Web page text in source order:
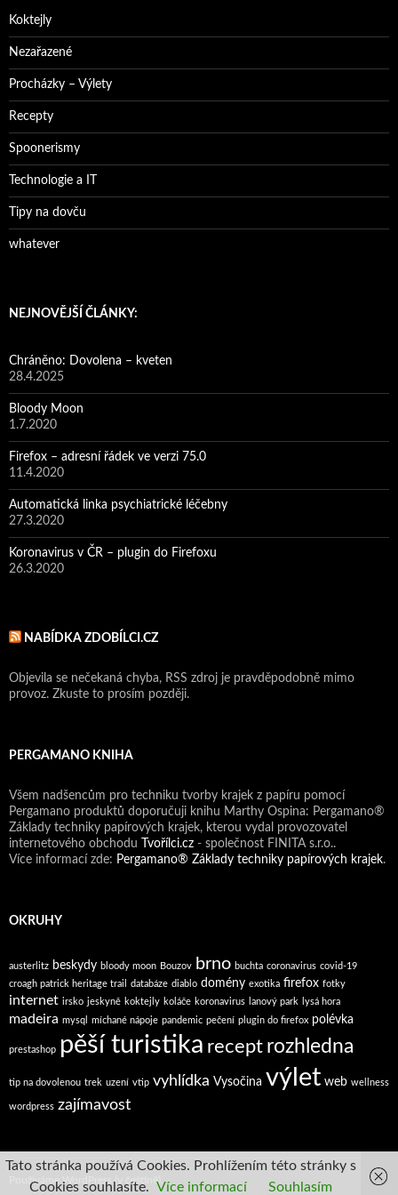
Koktejly
Nezařazené
Procházky – Výlety
Recepty
Spoonerismy
Technologie a IT
Tipy na dovču
whatever
NEJNOVĚJŠÍ ČLÁNKY:
Chráněno: Dovolena – kveten
28.4.2025
Bloody Moon
1.7.2020
Firefox – adresní řádek ve verzi 75.0
11.4.2020
Automatická linka psychiatrické léčebny
27.3.2020
Koronavirus v ČR – plugin do Firefoxu
26.3.2020
NABÍDKA ZDOBÍLCI.CZ
Objevila se nečekaná chyba, RSS zdroj je pravděpodobně mimo
provoz. Zkuste to prosím později.
PERGAMANO KNIHA
Všem nadšencům pro techniku tvorby krajek z papíru pomocí
Pergamano produktů doporučuji knihu Marthy Ospina: Pergamano®
Základy techniky papírových krajek, kterou vydal provozovatel
internetového obchodu
Tvořílci.cz - společnost FINITA s.r.o..
Více informací zde: Pergamano® Základy techniky papírových krajek.
OKRUHY
austerlitz beskydy bloody moon Bouzov brno buchta coronavirus covid-19
croagh patrick heritage trail
databáze diablo domény exotika firefox fotky
internet irsko jeskyně koktejly koláče koronavirus lanový park lysá hora
madeira mysql míchané nápoje pandemic pečení plugin do firefox polévka
prestashop pěší turistika recept rozhledna
tip na dovolenou trek uzení vtip vyhlídka Vysočina výlet web wellness
wordpress zajímavost
Používáme WordPress (v češtině).
Tato stránka používá Cookies. Prohlížením této stránky s
Cookies souhlasíte. Více informací Souhlasím